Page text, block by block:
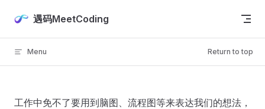
Skip to content
遇码MeetCoding
Menu Return to top
工作中免不了要用到脑图、流程图等来表达我们的想法，